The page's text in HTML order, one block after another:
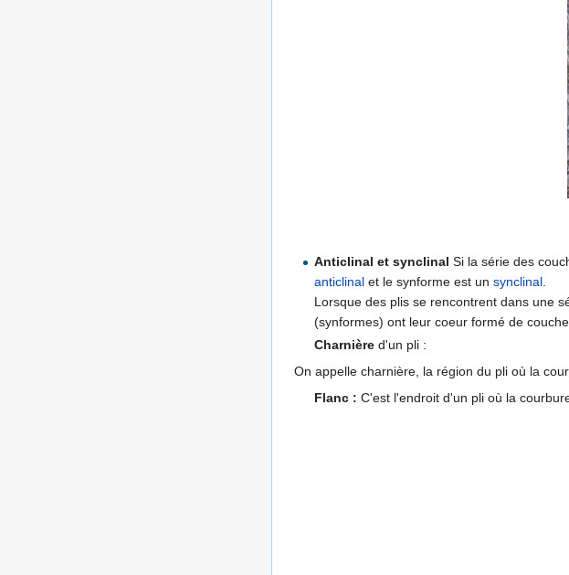
Anticlinal et synclinal Si la série des
anticlinal et le synforme est unsynclinal
Lorsque des plis se rencontrent dans une
(synformes) ont leur coeur formé de
Charnière d'un pli :
On appelle charnière, la région du pli où la
Flanc :C'est l'endroit d'un pli où la